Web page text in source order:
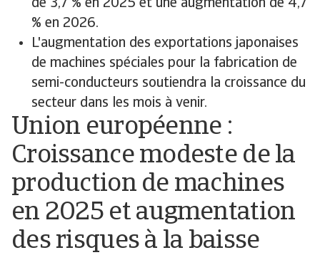
de 3,7 % en 2025 et une augmentation de 4,7
% en 2026.
L'augmentation des exportations japonaises
de machines spéciales pour la fabrication de
semi-conducteurs soutiendra la croissance du
secteur dans les mois à venir.
Union européenne :
Croissance modeste de la
production de machines
en 2025 et augmentation
des risques à la baisse